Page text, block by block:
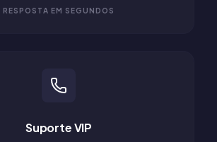
RESPOSTA EM SEGUNDOS
Suporte VIP